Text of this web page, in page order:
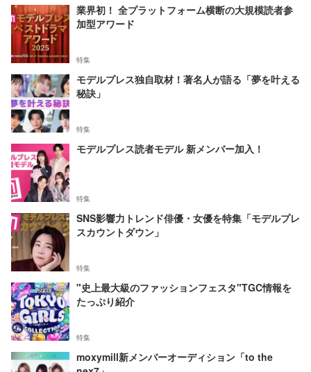
業界初！ 全プラットフォーム横断の大規模読者参
加型アワード
特集
モデルプレス独自取材！著名人が語る「夢を叶える
秘訣」
特集
モデルプレス読者モデル 新メンバー加入！
特集
SNS影響力トレンド俳優・女優を特集「モデルプレ
スカウントダウン」
特集
"史上最大級のファッションフェスタ"TGC情報を
たっぷり紹介
特集
moxymill新メンバーオーディション「to the